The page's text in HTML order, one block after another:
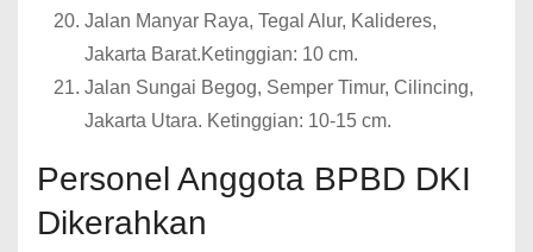
Jalan Manyar Raya, Tegal Alur, Kalideres,
Jakarta Barat.Ketinggian: 10 cm.
Jalan Sungai Begog, Semper Timur, Cilincing,
Jakarta Utara. Ketinggian: 10-15 cm.
Personel Anggota BPBD DKI
Dikerahkan